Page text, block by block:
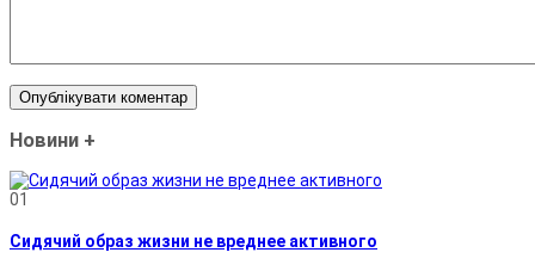
Новини +
01
Сидячий образ жизни не вреднее активного